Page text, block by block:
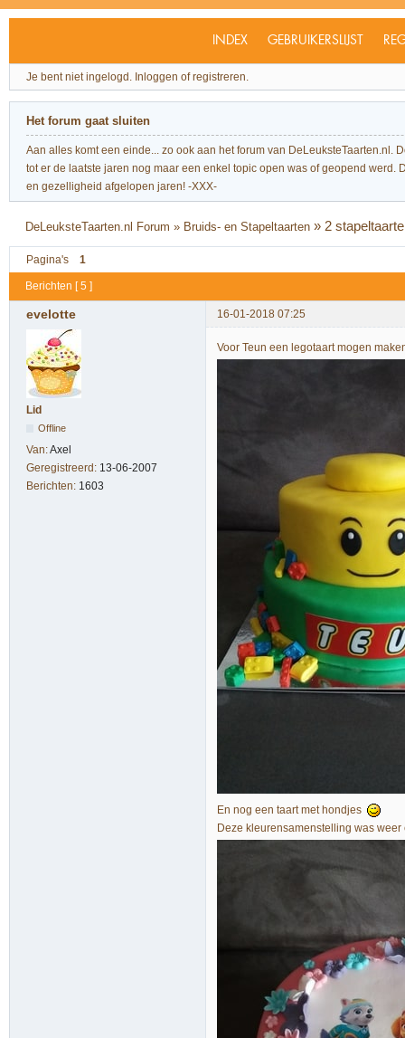
INDEX GEBRUIKERSLIJST
Je bent niet ingelogd. Inloggen of registreren.
Het forum gaat sluiten
Aan alles komt een einde... zo ook aan het forum van
tot er de laatste jaren nog maar een enkel topic open was of geopend
en gezelligheid afgelopen jaren! -XXX-
DeLeuksteTaarten.nl Forum » Bruids- en Stapeltaarten » 2
Pagina's 1
Berichten [ 5 ]
evelotte 16-01-2018 07:25
Lid
Offline
Van:Axel
Geregistreerd: 13-06-2007
Berichten: 1603
Voor Teun een legotaart mogen
En nog een taart met hondjes
Deze kleurensamenstelling was